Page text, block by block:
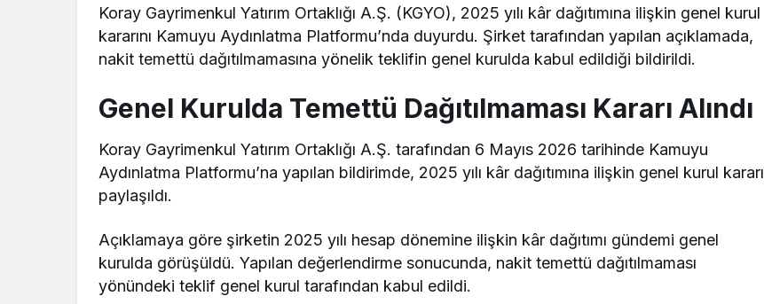
Koray Gayrimenkul Yatırım Ortaklığı A.Ş. (KGYO), 2025 yılı kâr dağıtımına ilişkin genel kurul
kararını Kamuyu Aydınlatma Platformu’nda duyurdu. Şirket tarafından yapılan açıklamada,
nakit temettü dağıtılmamasına yönelik teklifin genel kurulda kabul edildiği bildirildi.
Genel Kurulda Temettü Dağıtılmaması Kararı Alındı
Koray Gayrimenkul Yatırım Ortaklığı A.Ş. tarafından 6 Mayıs 2026 tarihinde Kamuyu
Aydınlatma Platformu’na yapılan bildirimde, 2025 yılı kâr dağıtımına ilişkin genel kurul kararı
paylaşıldı.
Açıklamaya göre şirketin 2025 yılı hesap dönemine ilişkin kâr dağıtımı gündemi genel
kurulda görüşüldü. Yapılan değerlendirme sonucunda, nakit temettü dağıtılmaması
yönündeki teklif genel kurul tarafından kabul edildi.